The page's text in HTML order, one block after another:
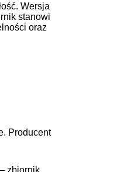
Wersja
stanowi
oraz
Producent
zbiornik